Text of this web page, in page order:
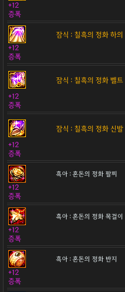
+12
증폭
잠식 : 칠흑의 정화 하의
+12
증폭
잠식 : 칠흑의 정화 벨트
+12
증폭
잠식 : 칠흑의 정화 신발
+12
증폭
흑아 : 혼돈의 정화 팔찌
+12
증폭
흑아 : 혼돈의 정화 목걸이
+12
증폭
흑아 : 혼돈의 정화 반지
+12
증폭